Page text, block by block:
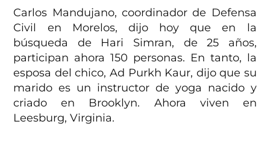
Carlos Mandujano, coordinador de Defensa
Civil en Morelos, dijo hoy que en la
búsqueda de Hari Simran, de 25 años,
participan ahora 150 personas. En tanto, la
esposa del chico, Ad Purkh Kaur, dijo que su
marido es un instructor de yoga nacido y
criado en Brooklyn. Ahora viven en
Leesburg, Virginia.